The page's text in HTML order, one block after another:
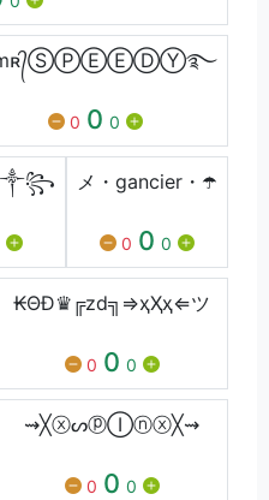
0 0 0
メ・gancier・☂️
0 0 0
₭ΘĐ♛╔zd╗⇒ҳҲҳ⇐ツ
0 0 0
⇝╳ⓧᔕⓟⒾⓝⓧ╳⇝
0 0 0